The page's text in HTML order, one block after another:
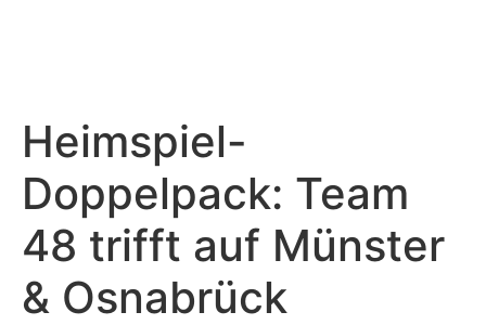
Heimspiel-
Doppelpack: Team
48 trifft auf Münster
& Osnabrück